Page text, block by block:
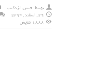
توسط: حسن ایزدکتب
29 , اسفند , 1394
1,888 نمایش